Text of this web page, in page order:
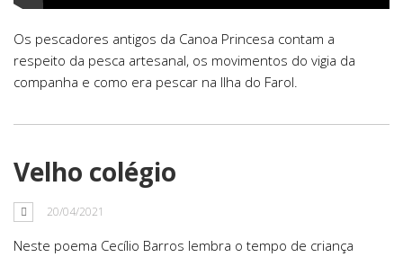
Os pescadores antigos da Canoa Princesa contam a
respeito da pesca artesanal, os movimentos do vigia da
companha e como era pescar na Ilha do Farol.
Velho colégio
20/04/2021
Neste poema Cecílio Barros lembra o tempo de criança